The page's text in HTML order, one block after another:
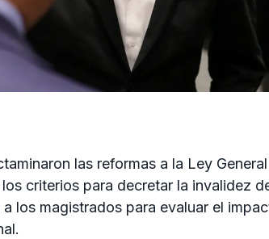
las reformas a la Ley
criterios para decretar la invalidez
los magistrados para evaluar el